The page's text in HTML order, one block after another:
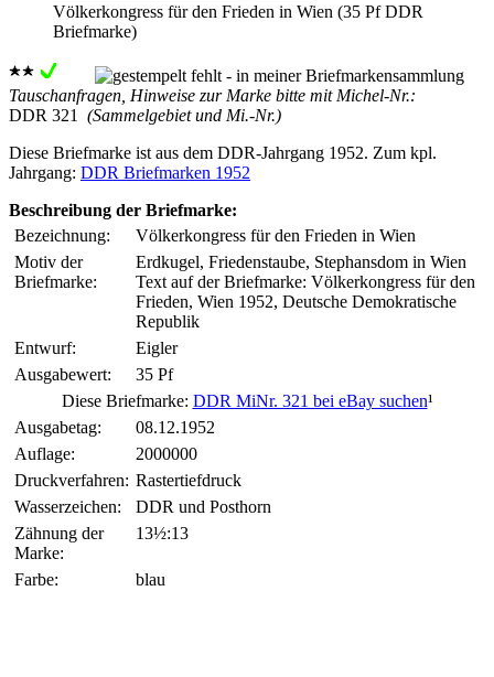
Völkerkongress für den Frieden in Wien (35 Pf DDR
Briefmarke)
Tauschanfragen, Hinweise zur Marke bitte mit Michel-Nr.:
DDR 321
(Sammelgebiet und Mi.-Nr.)
Diese Briefmarke ist aus dem DDR-Jahrgang 1952. Zum kpl.
Jahrgang: DDR Briefmarken 1952
Beschreibung der Briefmarke:
Bezeichnung:
Völkerkongress für den Frieden in Wien
Motiv der
Briefmarke:
Erdkugel, Friedenstaube, Stephansdom in Wien
Text auf der Briefmarke: Völkerkongress für den
Frieden, Wien 1952, Deutsche Demokratische
Republik
Entwurf:
Eigler
Ausgabewert:
35 Pf
Diese Briefmarke: DDR MiNr. 321 bei eBay suchen¹
Ausgabetag:
08.12.1952
Auflage:
2000000
Druckverfahren: Rastertiefdruck
Wasserzeichen:
DDR und Posthorn
Zähnung der
Marke:
13½:13
Farbe: blau